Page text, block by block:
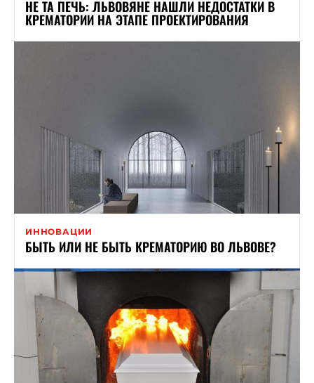
НЕ ТА ПЕЧЬ: ЛЬВОВЯНЕ НАШЛИ НЕДОСТАТКИ В
КРЕМАТОРИИ НА ЭТАПЕ ПРОЕКТИРОВАНИЯ
ИННОВАЦИИ
БЫТЬ ИЛИ НЕ БЫТЬ КРЕМАТОРИЮ ВО ЛЬВОВЕ?